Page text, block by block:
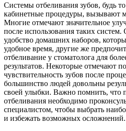
Системы отбеливания зубов, будь
кабинетные процедуры, вызывают
Многие отмечают значительное
после использования таких
удобство домашних наборов,
удобное время, другие же
отбеливание у стоматолога для
результатов. Некоторые отмечают
чувствительность зубов после
большинство людей довольны
своей улыбки. Важно помнить, что
отбеливания необходимо
специалистом, чтобы выбрать
и избежать возможных осложнений.